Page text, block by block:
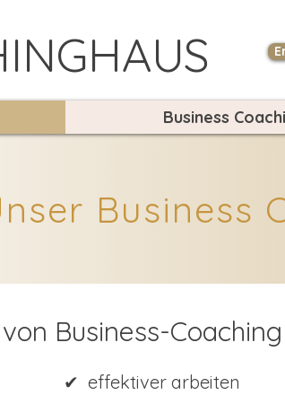
Business
Business
Business-
✔ effektiver arbeiten